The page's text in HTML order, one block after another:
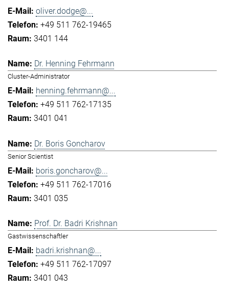
oliver.dodge@...
+49 511 762-19465
3401 144
Dr. Henning Fehrmann
Cluster-Administrator
henning.fehrmann@...
+49 511 762-17135
3401 041
Dr. Boris Goncharov
Senior Scientist
boris.goncharov@...
+49 511 762-17016
3401 035
Prof. Dr. Badri Krishnan
Gastwissenschaftler
badri.krishnan@...
+49 511 762-17097
3401 043